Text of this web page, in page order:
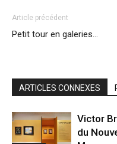
Article précédent
Petit tour en galeries…
ARTICLES CONNEXES
Victor
du